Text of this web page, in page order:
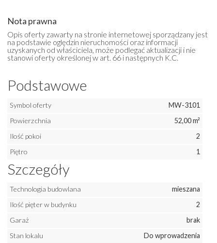
Nota prawna
Opis oferty zawarty na stronie internetowej sporządzany jest
na podstawie oględzin nieruchomości oraz informacji
uzyskanych od właściciela, może podlegać aktualizacji i nie
stanowi oferty określonej w art. 66 i następnych K.C.
Podstawowe
Symbol oferty
MW-3101
Powierzchnia
52,00 m²
Ilość pokoi
2
Piętro
1
Szczegóły
Technologia budowlana
mieszana
Ilość pięter w budynku
2
Garaż
brak
Stan lokalu
Do wprowadzenia